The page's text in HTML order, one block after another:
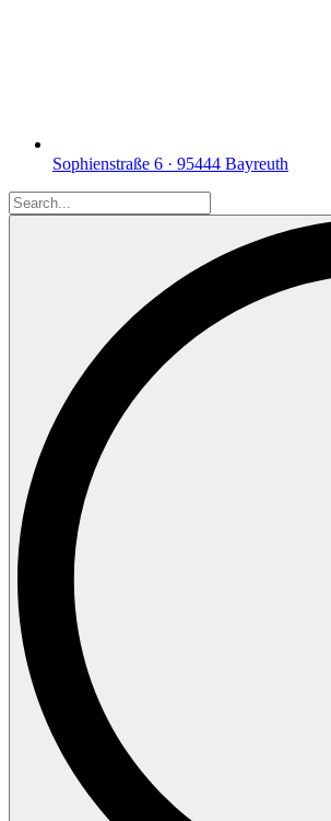
Sophienstraße 6 · 95444 Bayreuth